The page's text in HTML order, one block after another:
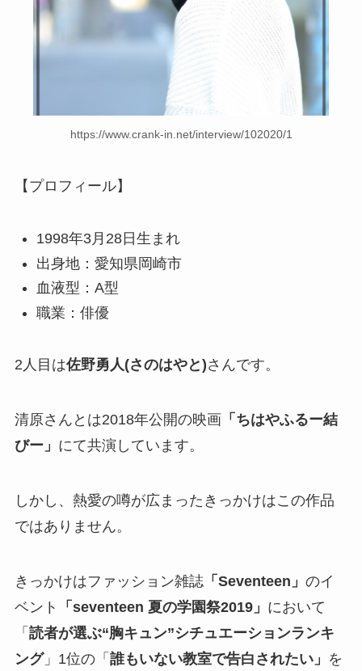
https://www.crank-in.net/interview/102020/1
【プロフィール】
1998年3月28日生まれ
出身地：愛知県岡崎市
血液型：A型
職業：俳優
2人目は佐野勇人(さのはやと)さんです。
清原さんとは2018年公開の映画 「ちはやふるー結
びー」 にて共演しています。
しかし、熱愛の噂が広まったきっかけはこの作品
ではありません。
きっかけはファッション雑誌「Seventeen」 のイ
ベント
「seventeen 夏の学園祭2019」 において
「 読者が選ぶ“胸キュン”シチュエーションランキ
ング」1位の「 誰もいない教室で告白されたい」 を